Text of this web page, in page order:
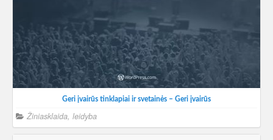
Geri įvairūs tinklapiai ir svetainės – Geri įvairūs
Žiniasklaida, leidyba